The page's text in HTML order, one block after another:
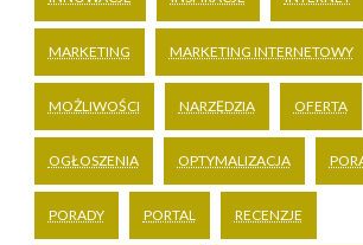
MARKETING MARKETING INTERNETOWY
MOŻLIWOŚCI NARZĘDZIA OFERTA
OGŁOSZENIA OPTYMALIZACJA
PORADY PORTAL RECENZJE